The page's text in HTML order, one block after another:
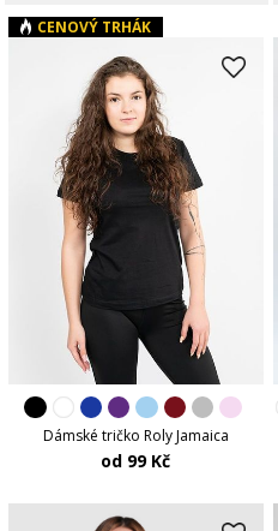
CENOVÝ TRHÁK
Dámské tričko Roly Jamaica
od 99 Kč